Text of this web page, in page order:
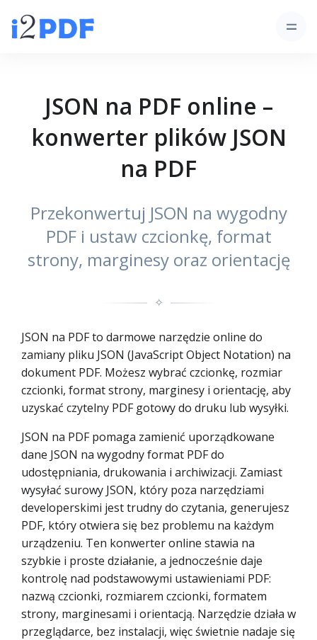
JSON na PDF online –
konwerter plików JSON
na PDF
Przekonwertuj JSON na wygodny
PDF i ustaw czcionkę, format
strony, marginesy oraz orientację
✧
JSON na PDF to darmowe narzędzie online do
zamiany pliku JSON (JavaScript Object Notation) na
dokument PDF. Możesz wybrać czcionkę, rozmiar
czcionki, format strony, marginesy i orientację, aby
uzyskać czytelny PDF gotowy do druku lub wysyłki.
JSON na PDF pomaga zamienić uporządkowane
dane JSON na wygodny format PDF do
udostępniania, drukowania i archiwizacji. Zamiast
wysyłać surowy JSON, który poza narzędziami
developerskimi jest trudny do czytania, generujesz
PDF, który otwiera się bez problemu na każdym
urządzeniu. Ten konwerter online stawia na
szybkie i proste działanie, a jednocześnie daje
kontrolę nad podstawowymi ustawieniami PDF:
nazwą czcionki, rozmiarem czcionki, formatem
strony, marginesami i orientacją. Narzędzie działa w
przeglądarce, bez instalacji, więc świetnie nadaje się